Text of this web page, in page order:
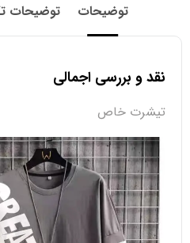
توضیحات توضیحات
نقد و بررسی اجمالی
تیشرت خاص